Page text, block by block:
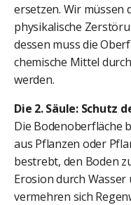
ersetzen. Wir müssen
physikalische
dessen muss die
chemische Mittel
werden.
Die 2. Säule: Schutz
Die Bodenoberfläche
aus Pflanzen oder
bestrebt, den Boden
Erosion durch Wasser
vermehren sich